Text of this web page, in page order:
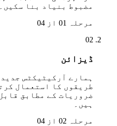
مضبوط بنیاد بنا سکیں۔
مرحلہ 01 از 04
02
ڈیزائن
ہمارے آرکیٹیکٹس
طریقوں کا استعمال
ضروریات کے مطابق
ہیں۔
مرحلہ 02 از 04